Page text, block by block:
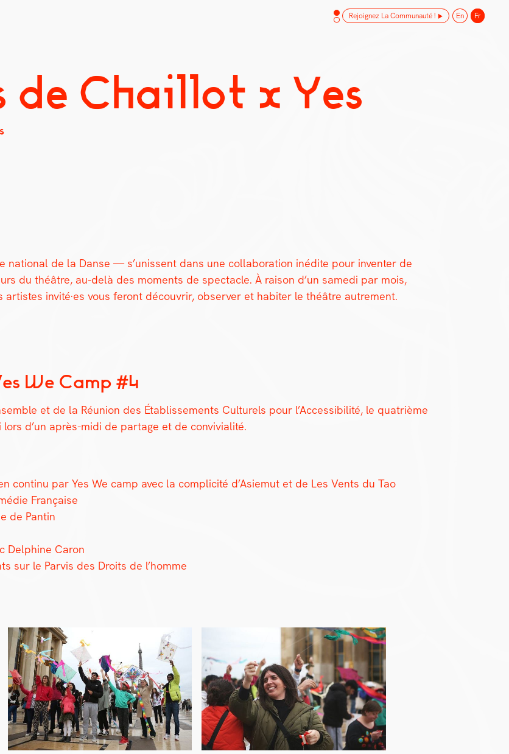
de Chaillot x Yes
de la Danse — s’unissent dans une col­lab­o­ra­tion inédite pour inven­ter de
du théâtre, au-delà des moments de spec­ta­cle. À rai­son d’un same­di par mois,
artistes invité·es vous fer­ont décou­vrir, observ­er et habiter le théâtre autrement.
We Camp #4
et de la Réu­nion des Étab­lisse­ments Cul­turels pour l’Accessibilité, le qua­trième
d’un après-midi de partage et de con­vivi­al­ité.
con­tinu par Yes We camp avec la com­plic­ité d’Asiemut et de Les Vents du Tao
Française
de Pan­tin
Del­phine Caron
sur le Parvis des Droits de l’homme
Rejoignez La Communauté ! En Fr